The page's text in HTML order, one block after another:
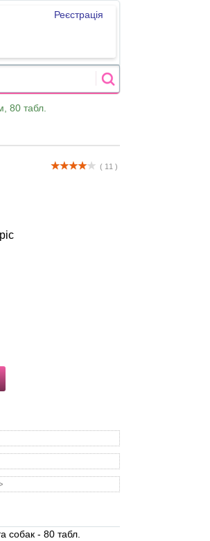
Реєстрація
80 табл.
( 11 )
собак - 80 табл.